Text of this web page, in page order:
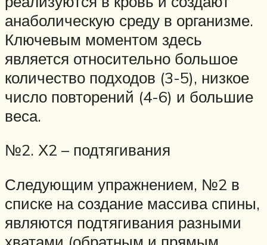
анаболическую среду в организме.
Ключевым моментом здесь
является относительно большое
количество подходов (3-5), низкое
число повторений (4-6) и большие
веса.
№2. Х2 – подтягивания
Следующим упражнением, №2 в
списке на создание массива спины,
являются подтягивания разными